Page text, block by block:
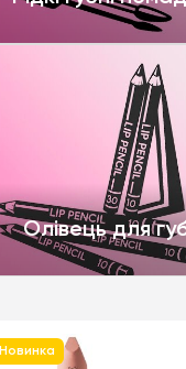
Олівець для
Новинка